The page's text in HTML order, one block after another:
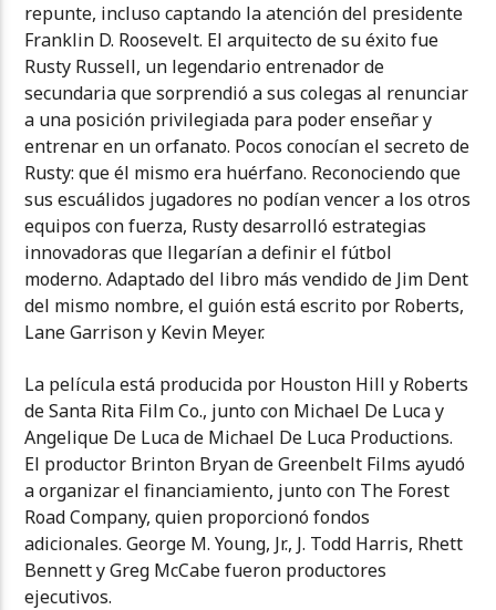
repunte, incluso captando la atención del presidente
Franklin D. Roosevelt. El arquitecto de su éxito fue
Rusty Russell, un legendario entrenador de
secundaria que sorprendió a sus colegas al renunciar
a una posición privilegiada para poder enseñar y
entrenar en un orfanato. Pocos conocían el secreto de
Rusty: que él mismo era huérfano. Reconociendo que
sus escuálidos jugadores no podían vencer a los otros
equipos con fuerza, Rusty desarrolló estrategias
innovadoras que llegarían a definir el fútbol
moderno. Adaptado del libro más vendido de Jim Dent
del mismo nombre, el guión está escrito por Roberts,
Lane Garrison y Kevin Meyer.
La película está producida por Houston Hill y Roberts
de Santa Rita Film Co., junto con Michael De Luca y
Angelique De Luca de Michael De Luca Productions.
El productor Brinton Bryan de Greenbelt Films ayudó
a organizar el financiamiento, junto con The Forest
Road Company, quien proporcionó fondos
adicionales. George M. Young, Jr., J. Todd Harris, Rhett
Bennett y Greg McCabe fueron productores
ejecutivos.